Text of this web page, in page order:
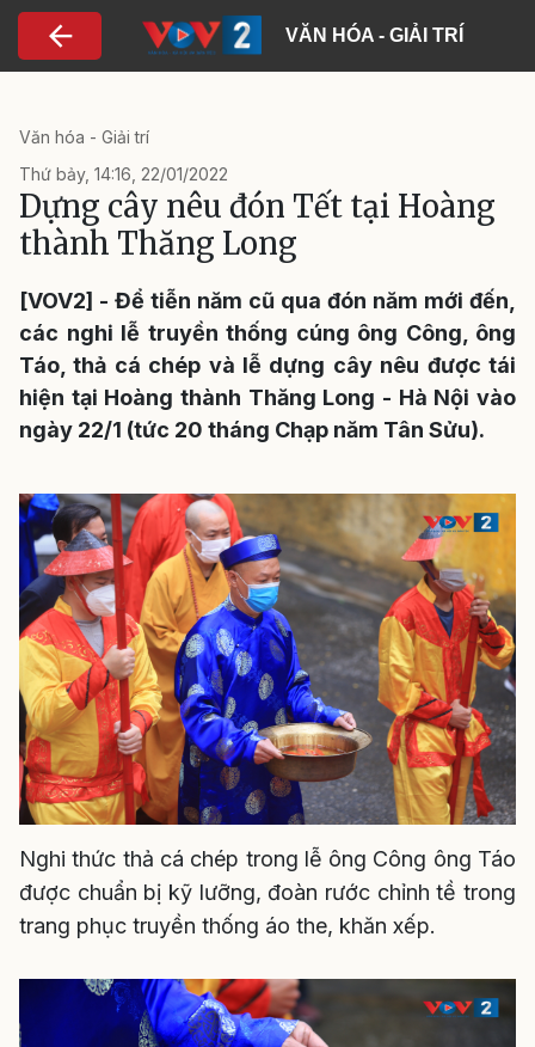
Nhảy đến nội dung
VĂN HÓA - GIẢI TRÍ
Văn hóa - Giải trí
Thứ bảy, 14:16, 22/01/2022
Dựng cây nêu đón Tết tại Hoàng
thành Thăng Long
[VOV2] - Để tiễn năm cũ qua đón năm mới đến,
các nghi lễ truyền thống cúng ông Công, ông
Táo, thả cá chép và lễ dựng cây nêu được tái
hiện tại Hoàng thành Thăng Long - Hà Nội vào
ngày 22/1 (tức 20 tháng Chạp năm Tân Sửu).
Nghi thức thả cá chép trong lễ ông Công ông Táo
được chuẩn bị kỹ lưỡng, đoàn rước chỉnh tề trong
trang phục truyền thống áo the, khăn xếp.